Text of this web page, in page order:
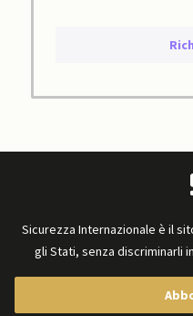
Sicurezza Internazionale è il
gli Stati, senza discriminarli